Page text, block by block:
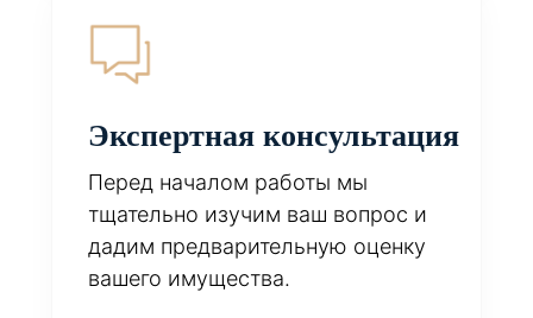
Экспертная консультация
Перед началом работы мы
тщательно изучим ваш вопрос и
дадим предварительную оценку
вашего имущества.